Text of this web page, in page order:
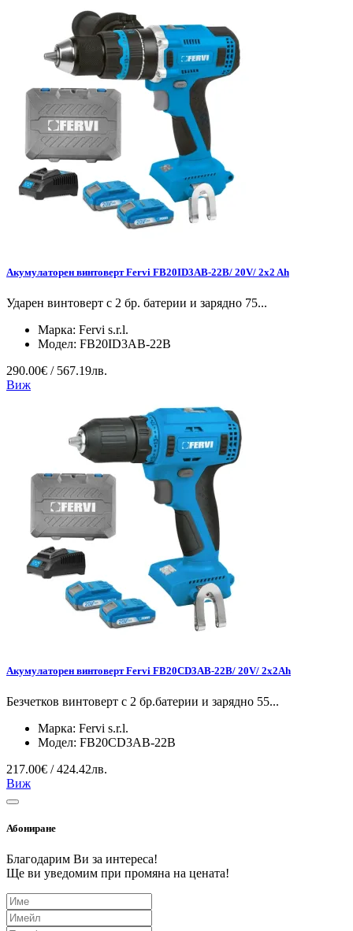
Акумулаторен винтоверт Fervi FB20ID3AB-22B/ 20V/ 2x2 Ah
Ударен винтоверт с 2 бр. батерии и зарядно 75...
Марка: Fervi s.r.l.
Модел: FB20ID3AB-22B
290.00€ / 567.19лв.
Виж
Акумулаторен винтоверт Fervi FB20CD3AB-22B/ 20V/ 2х2Ah
Безчетков винтоверт с 2 бр.батерии и зарядно 55...
Марка: Fervi s.r.l.
Модел: FB20CD3AB-22B
217.00€ / 424.42лв.
Виж
Абониране
Благодарим Ви за интереса!
Ще ви уведомим при промяна на цената!